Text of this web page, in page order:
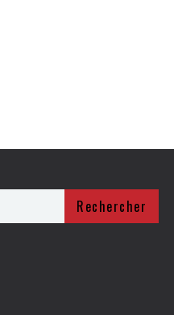
Rechercher